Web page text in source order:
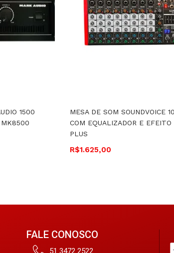
1500
MK8500
MESA DE SOM SOUNDVOICE
COM EQUALIZADOR E EFEITO
PLUS
R$1.625,00
FALE CONOSCO